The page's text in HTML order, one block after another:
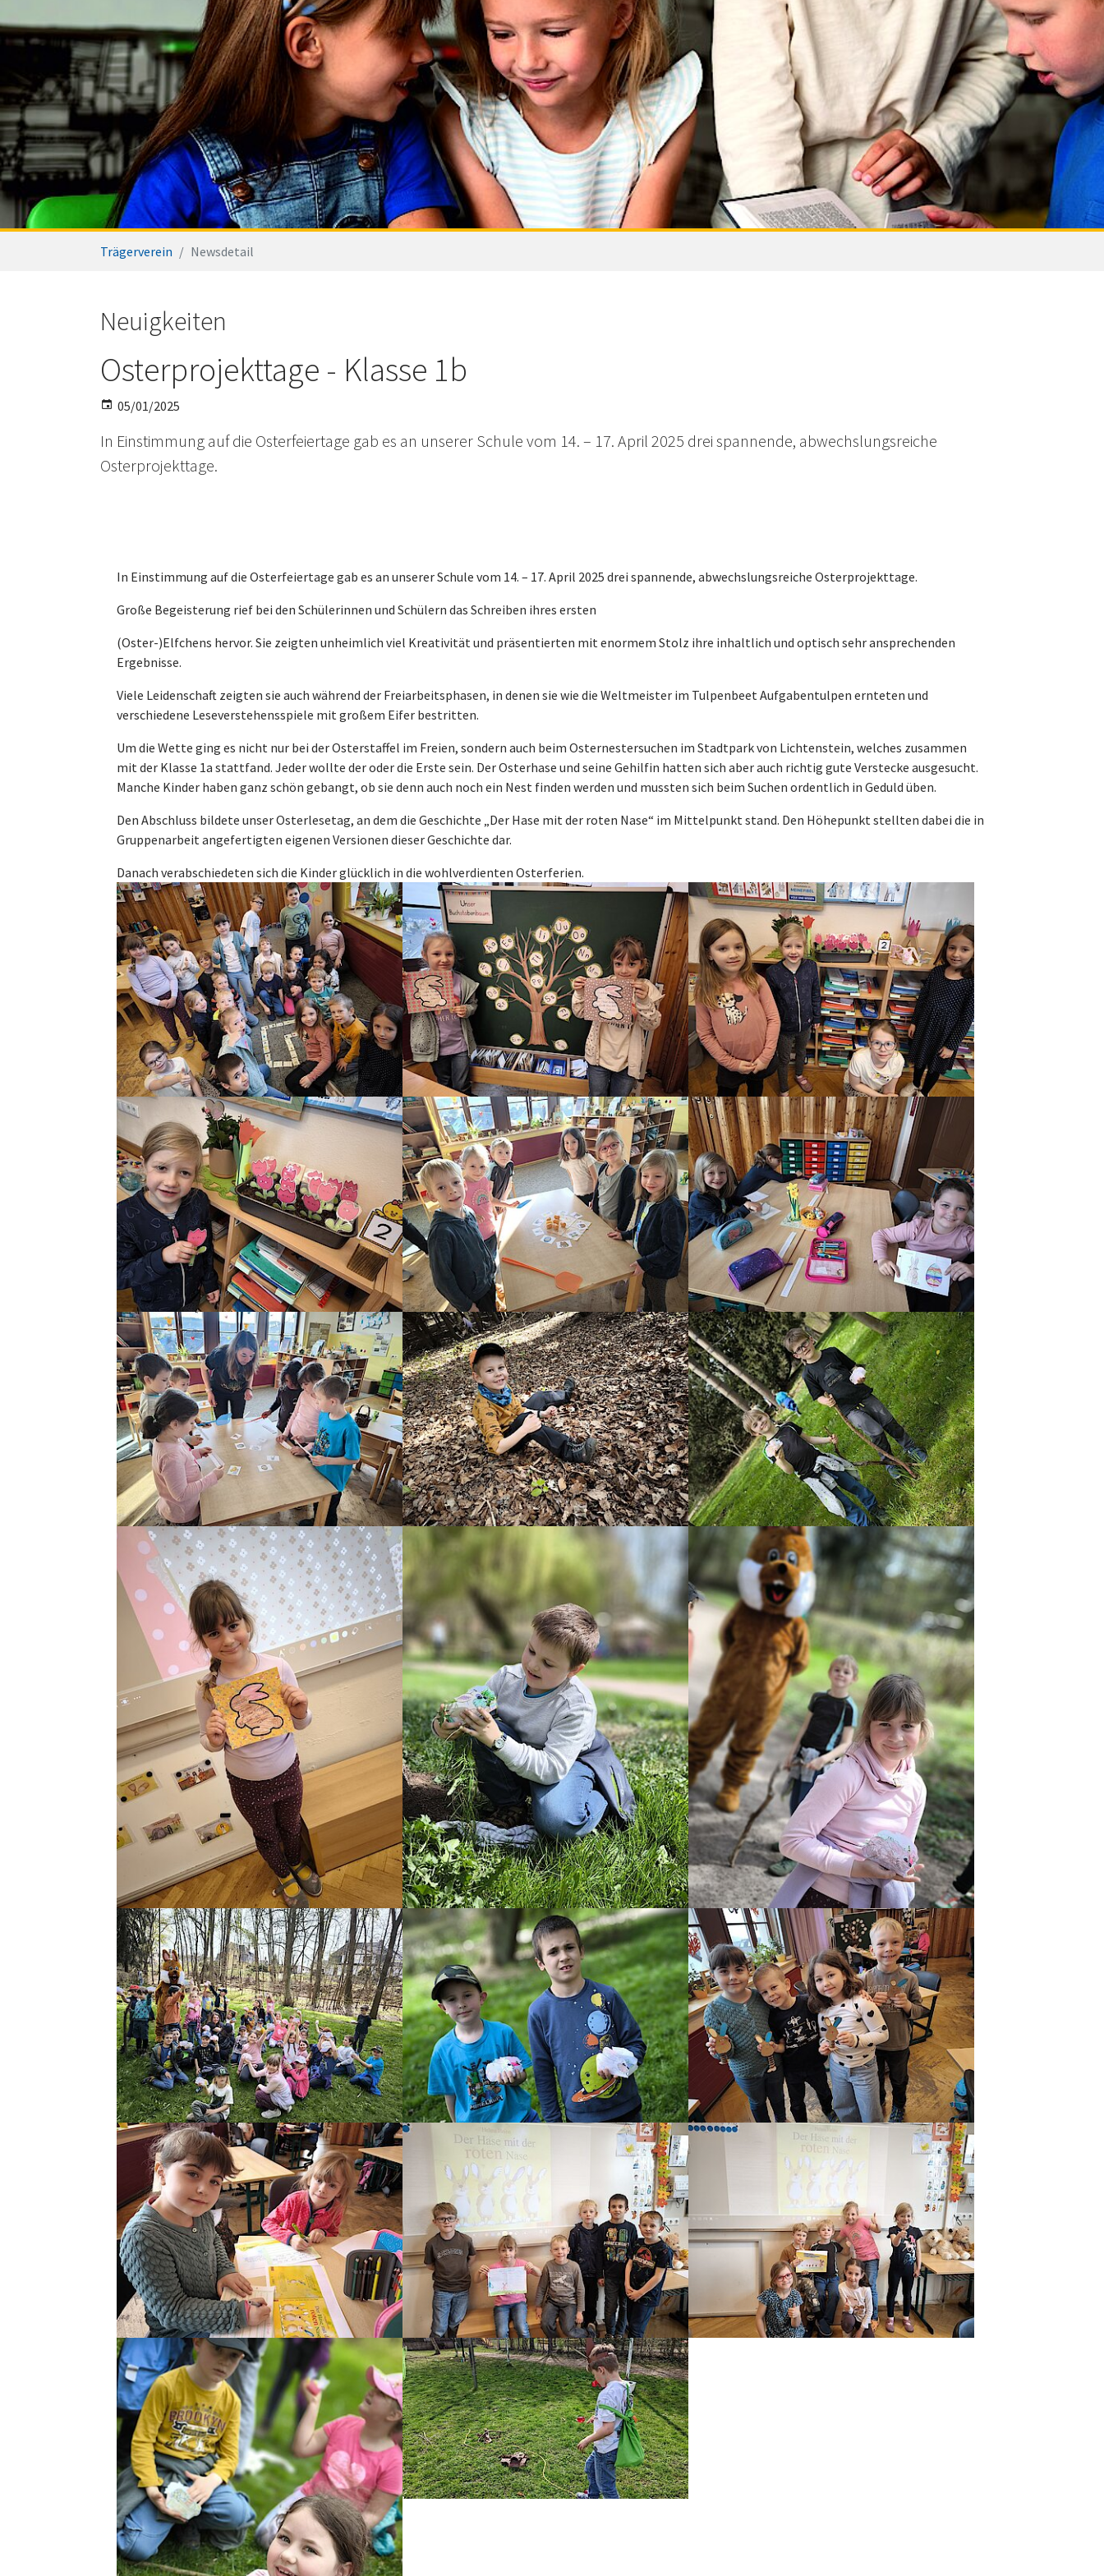
Trägerverein Newsdetail
Neuigkeiten
Osterprojekttage - Klasse 1b
05/01/2025
In Einstimmung auf die Osterfeiertage gab es an unserer Schule vom 14. – 17. April 2025 drei spannende, abwechslungsreiche
Osterprojekttage.
In Einstimmung auf die Osterfeiertage gab es an unserer Schule vom 14. – 17. April 2025 drei spannende, abwechslungsreiche Osterprojekttage.
Große Begeisterung rief bei den Schülerinnen und Schülern das Schreiben ihres ersten
(Oster-)Elfchens hervor. Sie zeigten unheimlich viel Kreativität und präsentierten mit enormem Stolz ihre inhaltlich und optisch sehr ansprechenden
Ergebnisse.
Viele Leidenschaft zeigten sie auch während der Freiarbeitsphasen, in denen sie wie die Weltmeister im Tulpenbeet Aufgabentulpen ernteten und
verschiedene Leseverstehensspiele mit großem Eifer bestritten.
Um die Wette ging es nicht nur bei der Osterstaffel im Freien, sondern auch beim Osternestersuchen im Stadtpark von Lichtenstein, welches zusammen
mit der Klasse 1a stattfand. Jeder wollte der oder die Erste sein. Der Osterhase und seine Gehilfin hatten sich aber auch richtig gute Verstecke ausgesucht.
Manche Kinder haben ganz schön gebangt, ob sie denn auch noch ein Nest finden werden und mussten sich beim Suchen ordentlich in Geduld üben.
Den Abschluss bildete unser Osterlesetag, an dem die Geschichte „Der Hase mit der roten Nase“ im Mittelpunkt stand. Den Höhepunkt stellten dabei die in
Gruppenarbeit angefertigten eigenen Versionen dieser Geschichte dar.
Danach verabschiedeten sich die Kinder glücklich in die wohlverdienten Osterferien.